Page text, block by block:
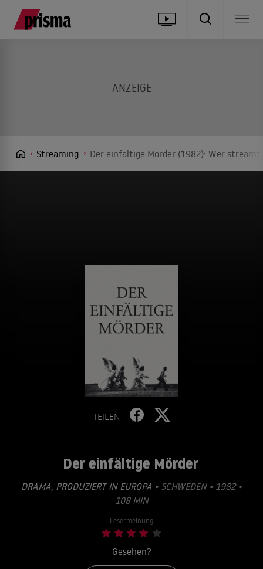
Streaming Der einfältige Mörder (1982): Wer
TEILEN
Der einfältige Mörder
DRAMA, PRODUZIERT IN EUROPA • SCHWEDEN • 1982 •
108 MIN
Lesermeinung
Gesehen?